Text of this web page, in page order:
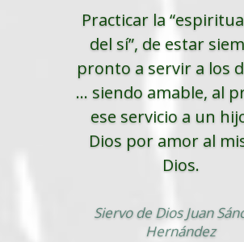
Practicar la
del sí”, de estar
pronto a servir a los
... siendo amable, al
ese servicio a un
Dios por amor al
Dios.
Siervo de Dios Juan
Hernández